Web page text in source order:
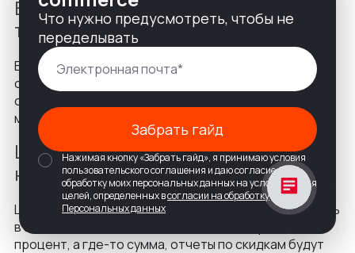
В разных событиях разные названия
товаров и категорий
Если один и тот же товар в просмотре называется
одним способом, а в покупке другим, отчеты
становятся грязными. Для аналитики нужна единая
модель данных.
Цена и скидка передаются
некорректно
Цена должна быть числом. Скидку лучше передавать
в абсолютном значении. Если где-то передается
процент, а где-то сумма, отчеты по скидкам будут
Что нужно предусмотреть, чтобы не
переделывать
Забрать гайд
Нажимая кнопку «Забрать гайд», я принимаю условия
пользовательского соглашения и даю согласие на
обработку моих персональных данных на условиях и для
целей, определенных всогласии на обработку
Персональных данных